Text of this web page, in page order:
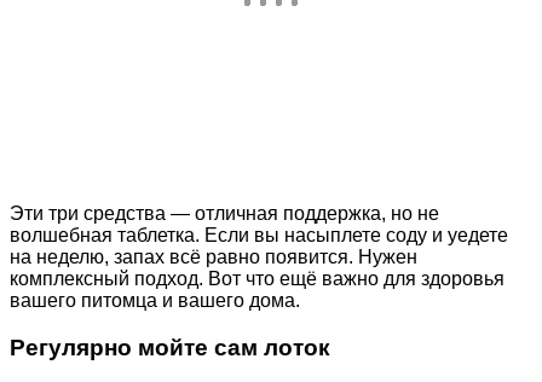
Эти три средства — отличная поддержка, но не
волшебная таблетка. Если вы насыплете соду и уедете
на неделю, запах всё равно появится. Нужен
комплексный подход. Вот что ещё важно для здоровья
вашего питомца и вашего дома.
Регулярно мойте сам лоток